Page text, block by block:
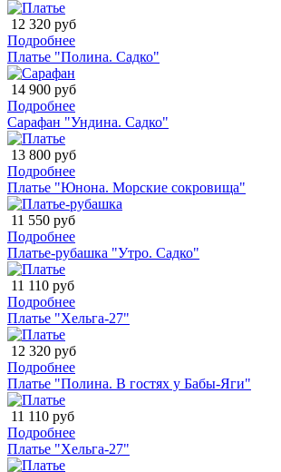
12 320 руб
Подробнее
Платье "Полина. Садко"
14 900 руб
Подробнее
Сарафан "Ундина. Садко"
13 800 руб
Подробнее
Платье "Юнона. Морские сокровища"
11 550 руб
Подробнее
Платье-рубашка "Утро. Садко"
11 110 руб
Подробнее
Платье "Хельга-27"
12 320 руб
Подробнее
Платье "Полина. В гостях у Бабы-Яги"
11 110 руб
Подробнее
Платье "Хельга-27"